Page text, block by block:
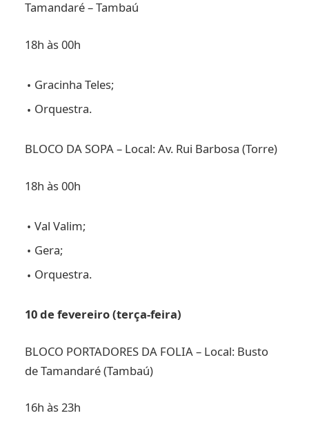
Tamandaré – Tambaú
18h às 00h
Gracinha Teles;
Orquestra.
BLOCO DA SOPA – Local: Av. Rui Barbosa (Torre)
18h às 00h
Val Valim;
Gera;
Orquestra.
10 de fevereiro (terça-feira)
BLOCO PORTADORES DA FOLIA – Local: Busto
de Tamandaré (Tambaú)
16h às 23h